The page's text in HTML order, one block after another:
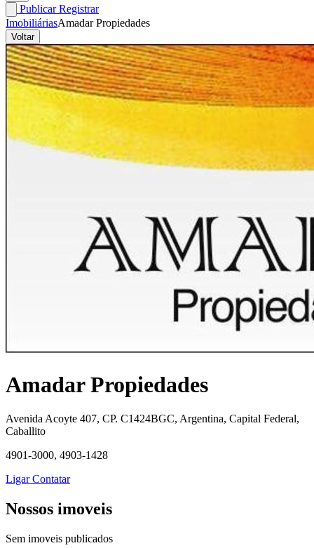
PublicarRegistrar
ImobiliáriasAmadar Propiedades
Voltar
Amadar Propiedades
Avenida Acoyte 407, CP. C1424BGC, Argentina, Capital Federal,
Caballito
4901-3000, 4903-1428
LigarContatar
Nossos imoveis
Sem imoveis publicados